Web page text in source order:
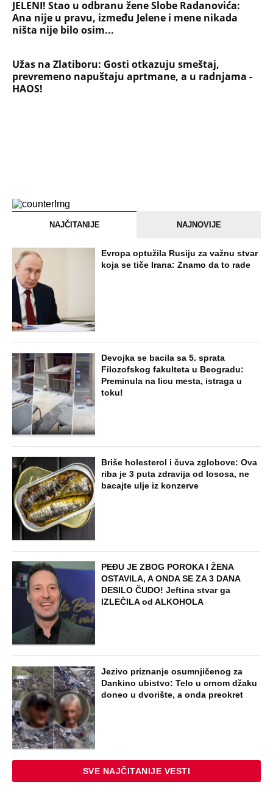
JELENI! Stao u odbranu žene Slobe Radanovića:
Ana nije u pravu, između Jelene i mene nikada
ništa nije bilo osim...
Užas na Zlatiboru: Gosti otkazuju smeštaj,
prevremeno napuštaju aprtmane, a u radnjama -
HAOS!
NAJČITANIJE NAJNOVIJE
Evropa optužila Rusiju za važnu stvar
koja se tiče Irana: Znamo da to rade
Devojka se bacila sa 5. sprata
Filozofskog fakulteta u Beogradu:
Preminula na licu mesta, istraga u
toku!
Briše holesterol i čuva zglobove: Ova
riba je 3 puta zdravija od lososa, ne
bacajte ulje iz konzerve
PEĐU JE ZBOG POROKA I ŽENA
OSTAVILA, A ONDA SE ZA 3 DANA
DESILO ČUDO! Jeftina stvar ga
IZLEČILA od ALKOHOLA
Jezivo priznanje osumnjičenog za
Dankino ubistvo: Telo u crnom džaku
doneo u dvorište, a onda preokret
SVE NAJČITANIJE VESTI